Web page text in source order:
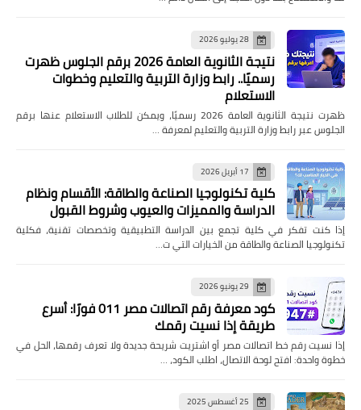
28 يوليو 2026
نتيجة الثانوية العامة 2026 برقم الجلوس ظهرت
رسميًا.. رابط وزارة التربية والتعليم وخطوات
الاستعلام
ظهرت نتيجة الثانوية العامة 2026 رسميًا، ويمكن للطلاب الاستعلام عنها برقم
الجلوس عبر رابط وزارة التربية والتعليم لمعرفة …
17 أبريل 2026
كلية تكنولوجيا الصناعة والطاقة: الأقسام ونظام
الدراسة والمميزات والعيوب وشروط القبول
إذا كنت تفكر في كلية تجمع بين الدراسة التطبيقية وتخصصات تقنية، فكلية
تكنولوجيا الصناعة والطاقة من الخيارات التي ت…
29 يونيو 2026
كود معرفة رقم اتصالات مصر 011 فورًا: أسرع
طريقة إذا نسيت رقمك
إذا نسيت رقم خط اتصالات مصر أو اشتريت شريحة جديدة ولا تعرف رقمها، الحل في
خطوة واحدة: افتح لوحة الاتصال، اطلب الكود، …
25 أغسطس 2025